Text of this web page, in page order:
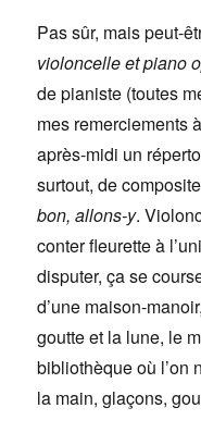
Pas sûr, mais peut-
violoncelle et piano
de pianiste (toutes
mes remerciements
après-midi un
surtout, de
bon, allons-y.
conter fleurette à
disputer, ça se
d’une maison-
goutte et la lune, le
bibliothèque où l’on
la main, glaçons,